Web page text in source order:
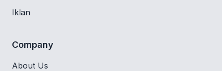
Iklan
Company
About Us